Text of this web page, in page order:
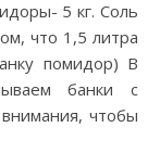
5 кг. Соль
что 1,5 литра
помидор) В
банки с
чтобы